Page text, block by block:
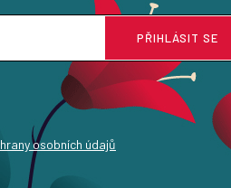
osobních údajů
PŘIHLÁSIT SE